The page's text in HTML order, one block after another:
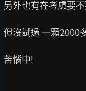
另外也有在考慮要
但沒試過 一顆2000
苦惱中!